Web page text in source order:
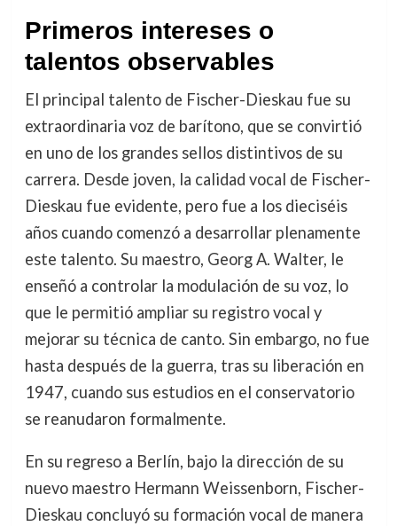
Primeros intereses o
talentos observables
El principal talento de Fischer-Dieskau fue su
extraordinaria voz de barítono, que se convirtió
en uno de los grandes sellos distintivos de su
carrera. Desde joven, la calidad vocal de Fischer-
Dieskau fue evidente, pero fue a los dieciséis
años cuando comenzó a desarrollar plenamente
este talento. Su maestro, Georg A. Walter, le
enseñó a controlar la modulación de su voz, lo
que le permitió ampliar su registro vocal y
mejorar su técnica de canto. Sin embargo, no fue
hasta después de la guerra, tras su liberación en
1947, cuando sus estudios en el conservatorio
se reanudaron formalmente.
En su regreso a Berlín, bajo la dirección de su
nuevo maestro Hermann Weissenborn, Fischer-
Dieskau concluyó su formación vocal de manera